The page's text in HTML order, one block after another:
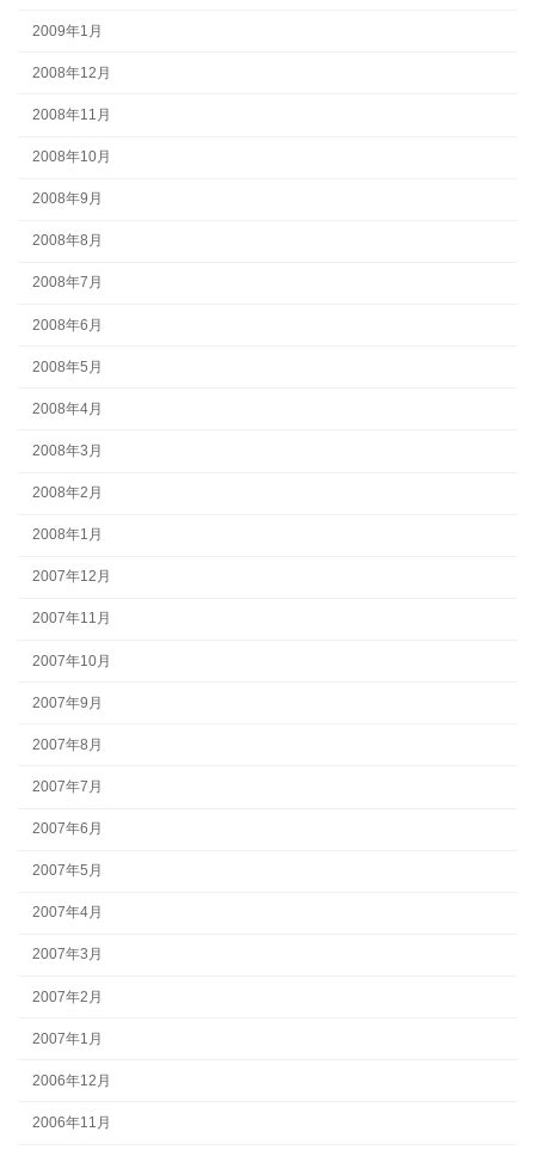
2009年1月
2008年12月
2008年11月
2008年10月
2008年9月
2008年8月
2008年7月
2008年6月
2008年5月
2008年4月
2008年3月
2008年2月
2008年1月
2007年12月
2007年11月
2007年10月
2007年9月
2007年8月
2007年7月
2007年6月
2007年5月
2007年4月
2007年3月
2007年2月
2007年1月
2006年12月
2006年11月